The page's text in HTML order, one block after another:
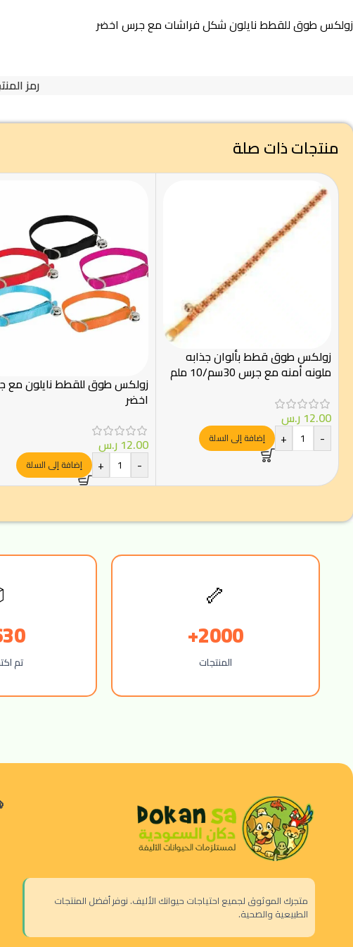
زولكس طوق للقطط نايلون شكل فراشات مع جرس اخضر
رمز
منتجات ذات صلة
زولكس طوق قطط بألوان جذابه
ملونه أمنه مع جرس 30سم/10 ملم
12.00 ر.س
-
+ إضافة إلى السلة
زولكس طوق للقطط نايلون مع
اخضر
12.00 ر.س
-
+ إضافة إلى السلة
🦴
2000+
المنتجات تم
متجرك الموثوق لجميع احتياجات حيوانك الأليف. نوفر أفضل المنتجات
الطبيعية والصحية.